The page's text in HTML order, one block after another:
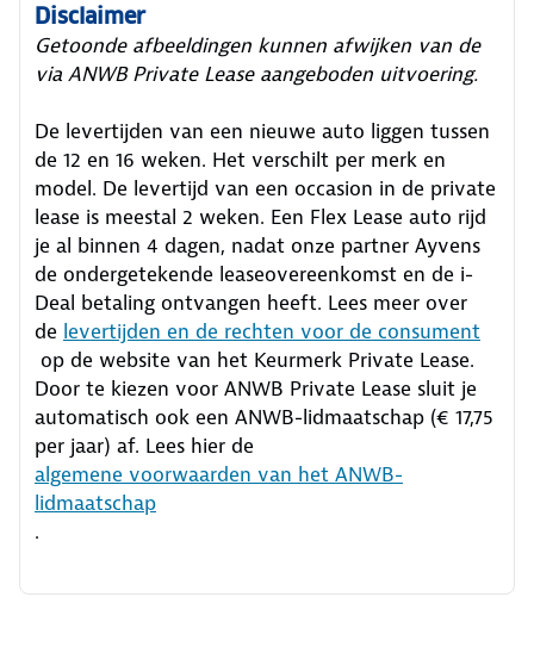
Disclaimer
Getoonde afbeeldingen kunnen afwijken van de
via ANWB Private Lease aangeboden uitvoering.
De levertijden van een nieuwe auto liggen tussen
de 12 en 16 weken. Het verschilt per merk en
model. De levertijd van een occasion in de private
lease is meestal 2 weken. Een Flex Lease auto rijd
je al binnen 4 dagen, nadat onze partner Ayvens
de ondergetekende leaseovereenkomst en de i-
Deal betaling ontvangen heeft. Lees meer over
de levertijden en de rechten voor de consument
op de website van het Keurmerk Private Lease.
Door te kiezen voor ANWB Private Lease sluit je
automatisch ook een ANWB-lidmaatschap (€ 17,75
per jaar) af. Lees hier de
algemene voorwaarden van het ANWB-
lidmaatschap
.